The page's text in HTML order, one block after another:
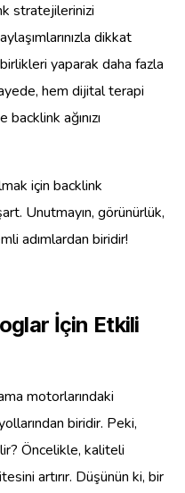
stratejilerinizi
dikkat
yaparak daha fazla
hem dijital terapi
ağınızı
için backlink
Unutmayın, görünürlük,
adımlardan biridir!
İçin Etkili
motorlarındaki
biridir. Peki,
Öncelikle, kaliteli
artırır. Düşünün ki, bir